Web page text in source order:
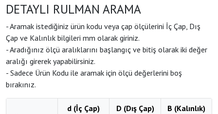
DETAYLI RULMAN ARAMA
- Aramak istediğiniz ürün kodu veya çap ölçülerini İç Çap, Dış
Çap ve Kalınlık bilgileri mm olarak giriniz.
- Aradığınız ölçü aralıklarını başlangıç ve bitiş olarak iki değer
aralığı girerek yapabilirsiniz.
- Sadece Ürün Kodu ile aramak için ölçü değerlerini boş
bırakınız.
d (İç Çap)
D (Dış Çap)
B (Kalınlık)